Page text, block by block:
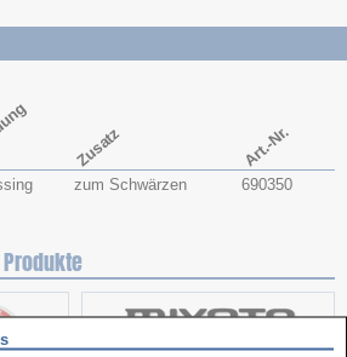
Zusatz Art.-Nr.
zum Schwärzen 690350